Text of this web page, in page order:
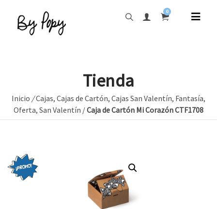
0
Tienda
Inicio /Cajas, Cajas de Cartón, Cajas San Valentín, Fantasía,
Oferta, San Valentín /Caja de Cartón Mi Corazón CTF1708